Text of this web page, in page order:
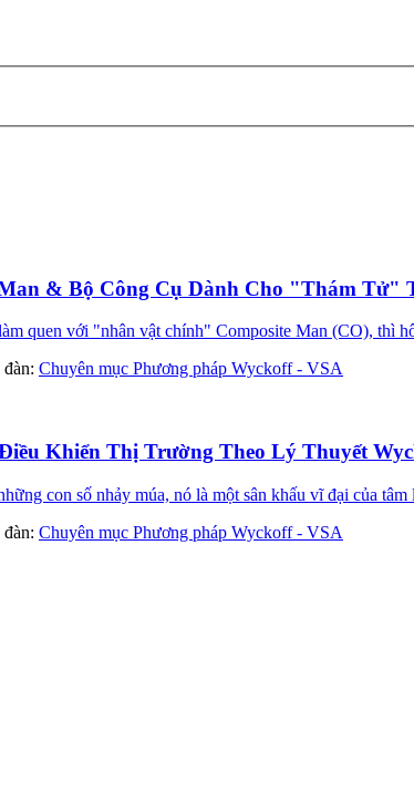
& Bộ Công Cụ Dành Cho "Thám Tử"
quen với "nhân vật chính" Composite Man (CO), thì
Chuyên mục Phương pháp Wyckoff - VSA
Khiển Thị Trường Theo Lý Thuyết
con số nhảy múa, nó là một sân khấu vĩ đại của
Chuyên mục Phương pháp Wyckoff - VSA